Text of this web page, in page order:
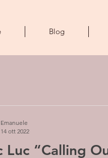
Blog
Luc “Calling
Emanuele
14 ott 2022